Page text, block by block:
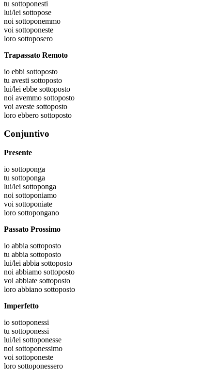
tu sottoponesti
lui/lei sottopose
noi sottoponemmo
voi sottoponeste
loro sottoposero
Trapassato Remoto
io ebbi sottoposto
tu avesti sottoposto
lui/lei ebbe sottoposto
noi avemmo sottoposto
voi aveste sottoposto
loro ebbero sottoposto
Conjuntivo
Presente
io sottoponga
tu sottoponga
lui/lei sottoponga
noi sottoponiamo
voi sottoponiate
loro sottopongano
Passato Prossimo
io abbia sottoposto
tu abbia sottoposto
lui/lei abbia sottoposto
noi abbiamo sottoposto
voi abbiate sottoposto
loro abbiano sottoposto
Imperfetto
io sottoponessi
tu sottoponessi
lui/lei sottoponesse
noi sottoponessimo
voi sottoponeste
loro sottoponessero